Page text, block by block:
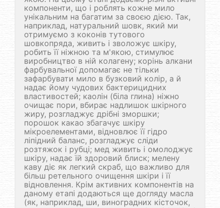
компоненти, що і роблять кожне мило
унікальним на багатим за своєю дією. Так,
наприклад, натуральний шовк, який ми
отримуємо з коконів тутового
шовкопряда, живить і зволожує шкіру,
робить її ніжною та м'якою, стимулює
виробництво в ній колагену; корінь алкани
фарбувальної допомагає не тільки
зафарбувати мило в бузковий колір, а й
надає йому чудових бактерицидних
властивостей; каолін (біла глина) ніжно
очищає пори, вбирає надлишок шкірного
жиру, розгладжує дрібні зморшки;
порошок какао збагачує шкіру
мікроелементами, відновлює її гідро
ліпідний баланс, розгладжує сліди
розтяжок і рубці; мед живить і омолоджує
шкіру, надає їй здоровий блиск; мелену
каву діє як легкий скраб, що важливо для
більш ретельного очищення шкіри і її
відновлення. Крім активних компонентів на
даному етапі додаються ще догляду масла
(як, наприклад, ши, виноградних кісточок,